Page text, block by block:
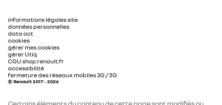
informations légales site
données personnelles
data act
cookies
gérer mes cookies
gérer Utiq
CGU shop.renault.fr
accessibilité
fermeture des réseaux mobiles 2G / 3G
© Renault 2017 - 2026